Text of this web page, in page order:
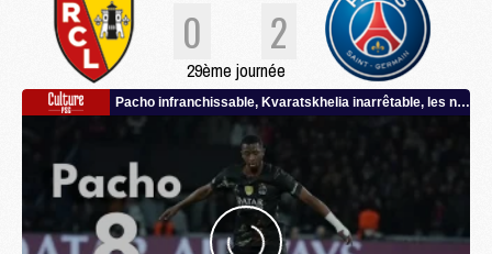
0 2
29ème journée